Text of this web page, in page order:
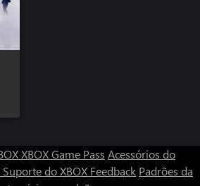
XBOX Game Pass Acessórios do
Suporte do XBOX Feedback Padrões da